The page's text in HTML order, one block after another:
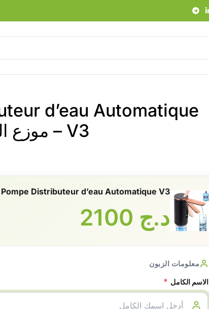
d’eau Automatique
V3 – موزع المياه الأوتوماتيكي
Pompe Distributeur d’eau Automatique V3 – موزع المياه الأوتوماتيكي
د.ج
معلومات الزبون
الاسم الكامل *